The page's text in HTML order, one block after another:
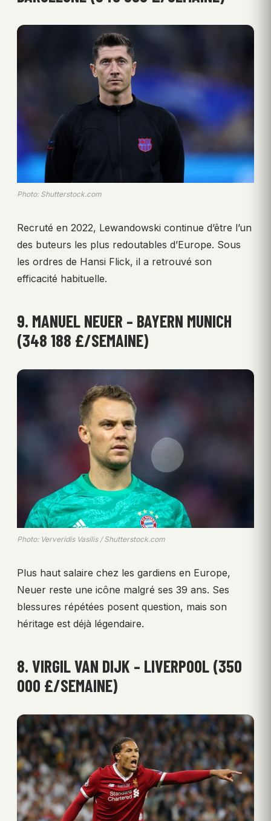
Photo: Shutterstock.com
Recruté en 2022, Lewandowski continue d’être l’un
des buteurs les plus redoutables d’Europe. Sous
les ordres de Hansi Flick, il a retrouvé son
efficacité habituelle.
9. MANUEL NEUER – BAYERN MUNICH
(348 188 £/SEMAINE)
Photo: Ververidis Vasilis / Shutterstock.com
Plus haut salaire chez les gardiens en Europe,
Neuer reste une icône malgré ses 39 ans. Ses
blessures répétées posent question, mais son
héritage est déjà légendaire.
8. VIRGIL VAN DIJK – LIVERPOOL (350
000 £/SEMAINE)